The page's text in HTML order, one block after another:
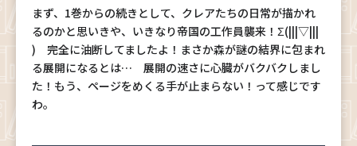
まず、1巻からの続きとして、クレアたちの日常が描かれ
るのかと思いきや、いきなり帝国の工作員襲来！Σ(|||▽|||
) 完全に油断してましたよ！まさか森が謎の結界に包まれ
る展開になるとは… 展開の速さに心臓がバクバクしまし
た！もう、ページをめくる手が止まらない！って感じです
わ。